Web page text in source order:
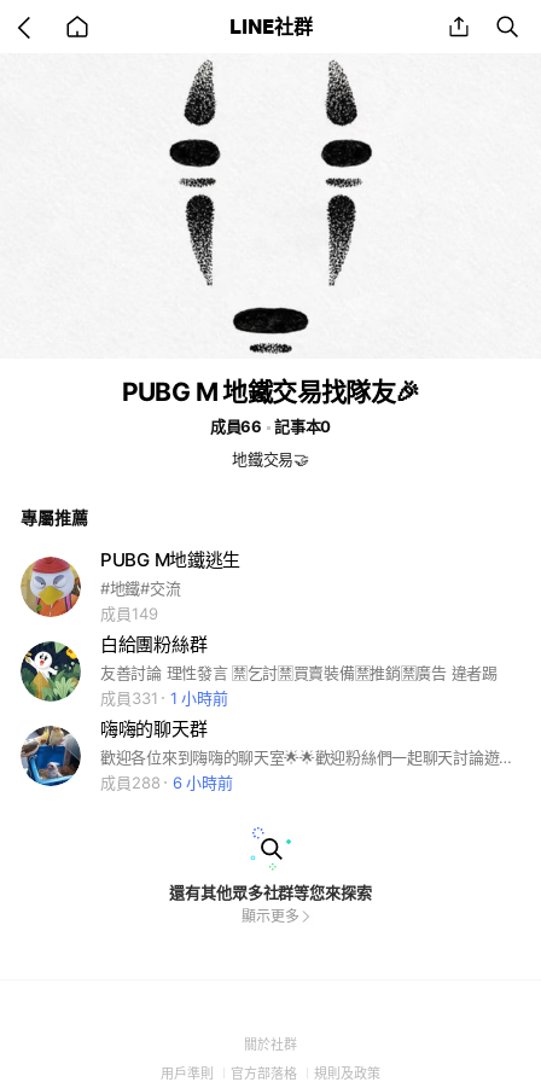
back LINE社群 share
PUBG M 地鐵交易找隊友🎉
成員66
記事本0
地鐵交易🤝
專屬推薦
PUBG M地鐵逃生
#地鐵#交流
成員149
白給團粉絲群
友善討論 理性發言 🈲乞討🈲買賣裝備🈲推銷🈲廣告 違者踢
成員331
1 小時前
嗨嗨的聊天群
歡迎各位來到嗨嗨的聊天室🌟🌟歡迎粉絲們一起聊天討論遊戲上的事情或者各位式樣的事，但切記❗❗❗和睦聊天⭕以和為貴⭕創造大家美好的聊天環境，請❌推銷、❌嗆人口嗨。若違規者嚴重將以踢群處分❗❗❗
成員288
6 小時前
還有其他眾多社群等您來探索
顯示更多
關於社群(Open
用戶準則 (Open
官方部落格 (Open
規則及政策(Open